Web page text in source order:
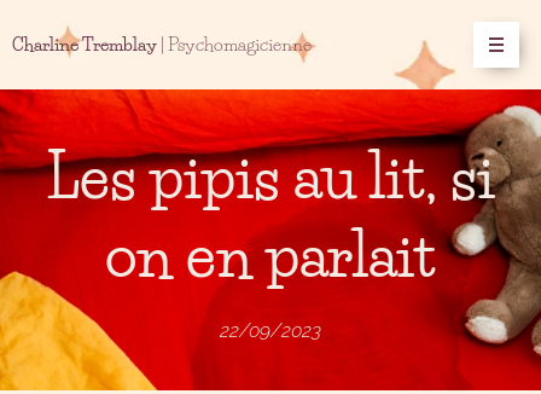
Charline Tremblay | Psychomagicienne
Les pipis au lit, si
on en parlait
22/09/2023